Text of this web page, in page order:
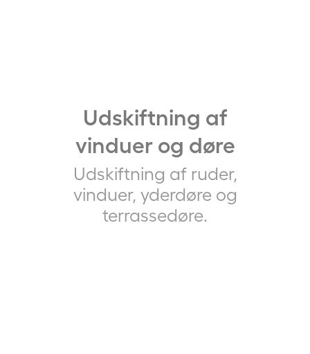
Udskiftning af
vinduer og døre
Udskiftning af ruder,
vinduer, yderdøre og
terrassedøre.